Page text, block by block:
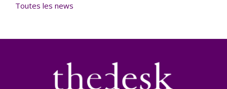
Toutes les news